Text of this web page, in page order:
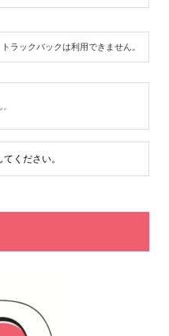
トラックバックは利用できません。
てください。